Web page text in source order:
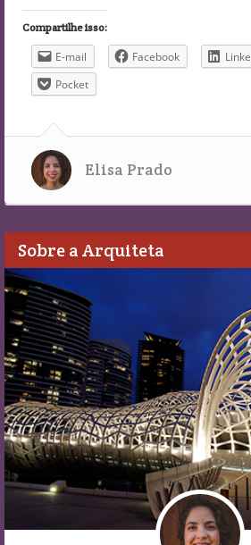
Compartilhe isso:
E-mail Facebook
Pocket
Elisa Prado
Sobre a Arquiteta